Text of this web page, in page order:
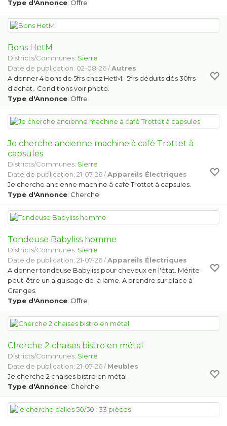
Type d'Annonce: Offre
Bons HetM
Districts/Communes: Sierre
Date de publication: 02-08-26 /Autres
A donner 4 bons de 5frs chez HetM. 5frs déduits dès 30frs
d'achat. Conditions voir photo.
Type d'Annonce: Offre
Je cherche ancienne machine à café Trottet à
capsules
Districts/Communes: Sierre
Date de publication: 21-07-26 /Appareils Électriques
Je cherche ancienne machine à café Trottet à capsules.
Type d'Annonce: Cherche
Tondeuse Babyliss homme
Districts/Communes: Sierre
Date de publication: 21-07-26 /Appareils Électriques
A donner tondeuse Babyliss pour cheveux en l'état. Mérite
peut-être un aiguisage de la lame. A prendre sur place à
Granges.
Type d'Annonce: Offre
Cherche 2 chaises bistro en métal
Districts/Communes: Sierre
Date de publication: 21-07-26 /Meubles
Je cherche 2 chaises bistro en métal
Type d'Annonce: Cherche